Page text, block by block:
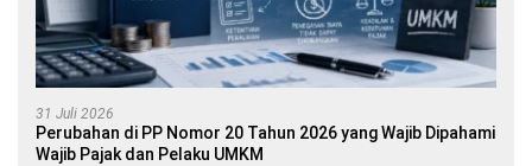
31 Juli 2026
Perubahan di PP Nomor 20 Tahun 2026 yang Wajib Dipahami
Wajib Pajak dan Pelaku UMKM